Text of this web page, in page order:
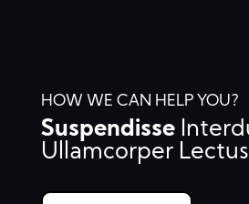
HOW WE CAN HELP YOU?
Suspendisse
Ullamcorper